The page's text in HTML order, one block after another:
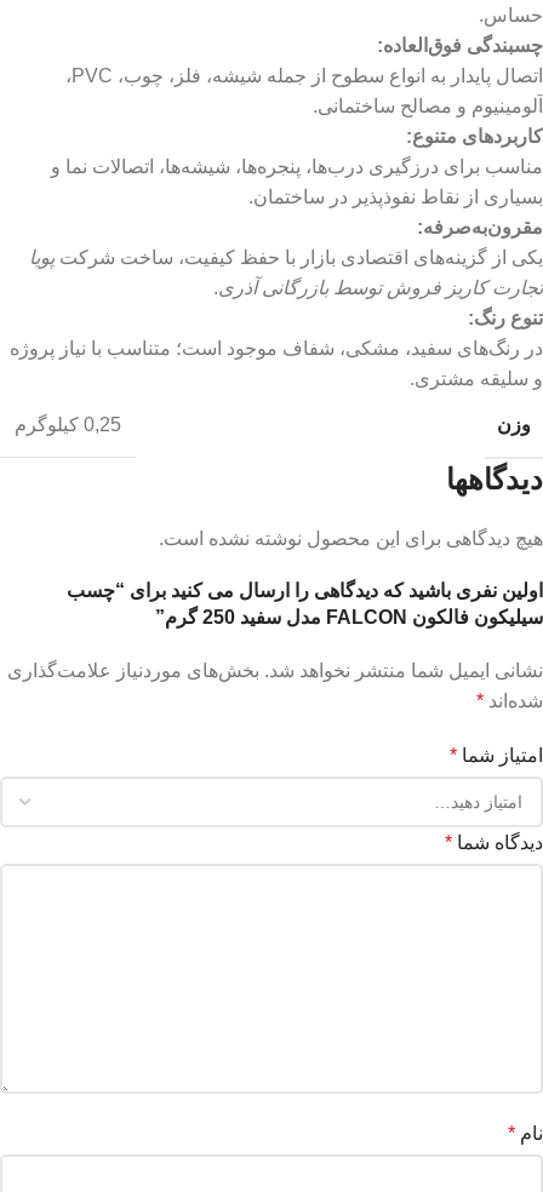
حساس.
چسبندگی فوق‌العاده:
اتصال پایدار به انواع سطوح از جمله شیشه، فلز، چوب، PVC،
آلومینیوم و مصالح ساختمانی.
کاربردهای متنوع:
مناسب برای درزگیری درب‌ها، پنجره‌ها، شیشه‌ها، اتصالات نما و
بسیاری از نقاط نفوذپذیر در ساختمان.
مقرون‌به‌صرفه:
یکی از گزینه‌های اقتصادی بازار با حفظ کیفیت، ساخت شرکت پویا
تجارت کاریز فروش توسط بازرگانی آذری.
تنوع رنگ:
در رنگ‌های سفید، مشکی، شفاف موجود است؛ متناسب با نیاز پروژه
و سلیقه مشتری.
وزن 0,25 کیلوگرم
دیدگاهها
هیچ دیدگاهی برای این محصول نوشته نشده است.
اولین نفری باشید که دیدگاهی را ارسال می کنید برای “چسب
سیلیکون فالکون FALCON مدل سفید 250 گرم”
نشانی ایمیل شما منتشر نخواهد شد. بخش‌های موردنیاز علامت‌گذاری
شده‌اند *
امتیاز شما *
دیدگاه شما *
نام *